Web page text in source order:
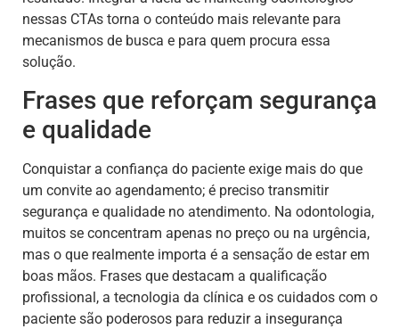
nessas CTAs torna o conteúdo mais relevante para
mecanismos de busca e para quem procura essa
solução.
Frases que reforçam segurança
e qualidade
Conquistar a confiança do paciente exige mais do que
um convite ao agendamento; é preciso transmitir
segurança e qualidade no atendimento. Na odontologia,
muitos se concentram apenas no preço ou na urgência,
mas o que realmente importa é a sensação de estar em
boas mãos. Frases que destacam a qualificação
profissional, a tecnologia da clínica e os cuidados com o
paciente são poderosos para reduzir a insegurança